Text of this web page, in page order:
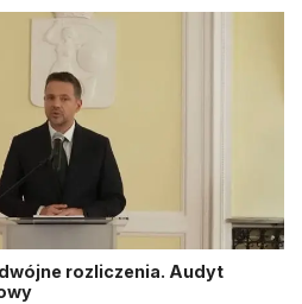
rozliczenia. Audyt